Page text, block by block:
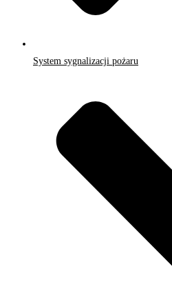
System sygnalizacji pożaru